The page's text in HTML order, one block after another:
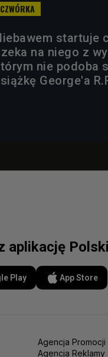
startuje
na niego z
nie podoba
George'a
aplikację
Play App Store
Agencja Promocji
Agencja Reklamy